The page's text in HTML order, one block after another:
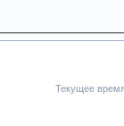
Текущее